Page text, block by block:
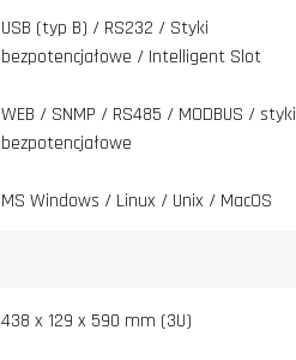
USB (typ B) / RS232 / Styki
bezpotencjałowe / Intelligent Slot
WEB / SNMP / RS485 / MODBUS / styki
bezpotencjałowe
MS Windows / Linux / Unix / MacOS
438 x 129 x 590 mm (3U)